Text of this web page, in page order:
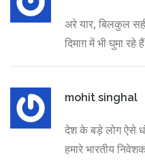
अरे यार, बिलकुल
दिमाग़ में भी घुमा रहे
mohit singhal
देश के बड़े लोग ऐसे
हमारे भारतीय